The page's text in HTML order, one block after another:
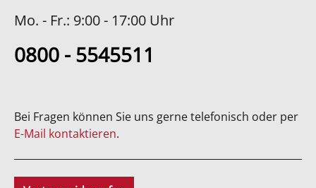
Mo. - Fr.: 9:00 - 17:00 Uhr
0800 - 5545511
Bei Fragen können Sie uns gerne telefonisch oder per
E-Mail kontaktieren.